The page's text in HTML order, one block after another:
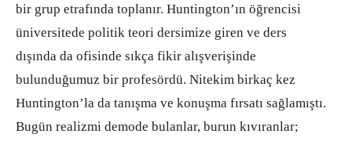
bir grup etrafında toplanır. Huntington’ın öğrencisi
üniversitede politik teori dersimize giren ve ders
dışında da ofisinde sıkça fikir alışverişinde
bulunduğumuz bir profesördü. Nitekim birkaç kez
Huntington’la da tanışma ve konuşma fırsatı sağlamıştı.
Bugün realizmi demode bulanlar, burun kıvıranlar;